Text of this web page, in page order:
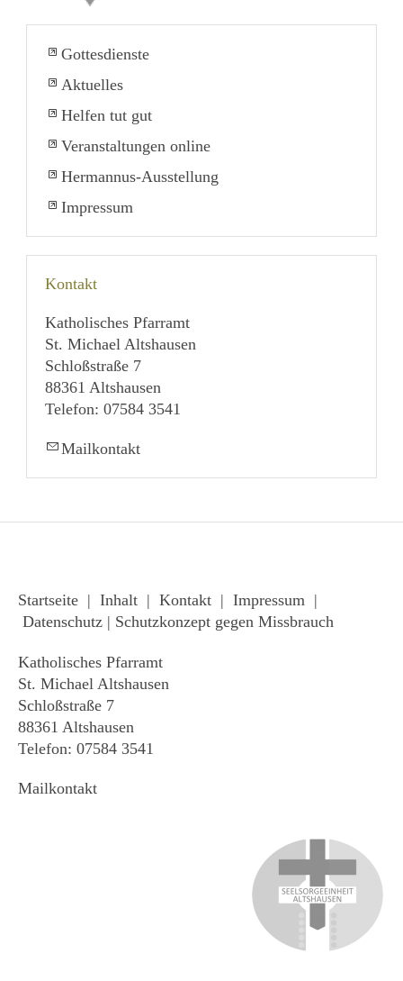
Gottesdienste
Aktuelles
Helfen tut gut
Veranstaltungen online
Hermannus-Ausstellung
Impressum
Kontakt
Katholisches Pfarramt
St. Michael Altshausen
Schloßstraße 7
88361 Altshausen
Telefon: 07584 3541
Mailkontakt
Startseite | Inhalt | Kontakt | Impressum |
Datenschutz | Schutzkonzept gegen Missbrauch
Katholisches Pfarramt
St. Michael Altshausen
Schloßstraße 7
88361 Altshausen
Telefon: 07584 3541
Mailkontakt